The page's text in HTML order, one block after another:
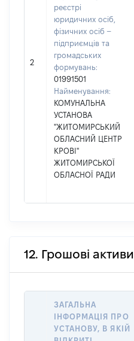
2
реєстрі
юридичних осіб,
фізичних осіб –
підприємців та
громадських
формувань:
01991501
Найменування:
КОМУНАЛЬНА
УСТАНОВА
"ЖИТОМИРСЬКИЙ
ОБЛАСНИЙ ЦЕНТР
КРОВІ"
ЖИТОМИРСЬКОЇ
ОБЛАСНОЇ РАДИ
12. Грошові активи
ЗАГАЛЬНА
ІНФОРМАЦІЯ ПРО
УСТАНОВУ, В ЯКІЙ